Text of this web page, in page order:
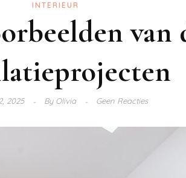
INTERIEUR
van
2025 ByOlivia Geen Reacties